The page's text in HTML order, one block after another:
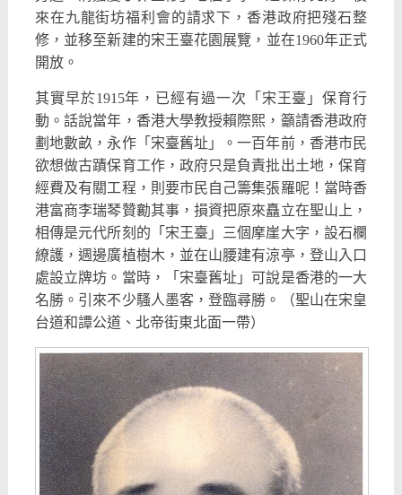
來在九龍街坊福利會的請求下，香港政府把殘石整
修，並移至新建的宋王臺花園展覽，並在1960年正式
開放。
其實早於1915年，已經有過一次「宋王臺」保育行
動。話說當年，香港大學教授賴際熙，籲請香港政府
劃地數畝，永作「宋臺舊址」。一百年前，香港市民
欲想做古蹟保育工作，政府只是負責批出土地，保育
經費及有關工程，則要市民自己籌集張羅呢！當時香
港富商李瑞琴贊勷其事，損資把原來矗立在聖山上，
相傳是元代所刻的「宋王臺」三個摩崖大字，設石欄
繚護，週邊廣植樹木，並在山腰建有涼亭，登山入口
處設立牌坊。當時，「宋臺舊址」可說是香港的一大
名勝。引來不少騷人墨客，登臨尋勝。（聖山在宋皇
台道和譚公道、北帝街東北面一帶）